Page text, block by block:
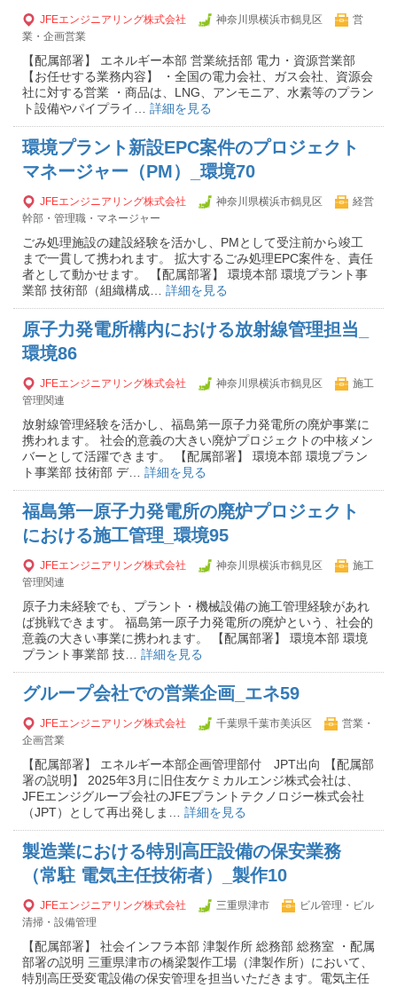
JFEエンジニアリング株式会社 神奈川県横浜市鶴見区
営
業・企画営業
【配属部署】 エネルギー本部 営業統括部 電力・資源営業部
【お任せする業務内容】 ・全国の電力会社、ガス会社、資源会
社に対する営業 ・商品は、LNG、アンモニア、水素等のプラン
ト設備やパイプライ… 詳細を見る
環境プラント新設EPC案件のプロジェクト
マネージャー（PM）_環境70
JFEエンジニアリング株式会社 神奈川県横浜市鶴見区
経営
幹部・管理職・マネージャー
ごみ処理施設の建設経験を活かし、PMとして受注前から竣工
まで一貫して携われます。 拡大するごみ処理EPC案件を、責任
者として動かせます。 【配属部署】 環境本部 環境プラント事
業部 技術部（組織構成… 詳細を見る
原子力発電所構内における放射線管理担当_
環境86
JFEエンジニアリング株式会社 神奈川県横浜市鶴見区
施工
管理関連
放射線管理経験を活かし、福島第一原子力発電所の廃炉事業に
携われます。 社会的意義の大きい廃炉プロジェクトの中核メン
バーとして活躍できます。 【配属部署】 環境本部 環境プラン
ト事業部 技術部 デ… 詳細を見る
福島第一原子力発電所の廃炉プロジェクト
における施工管理_環境95
JFEエンジニアリング株式会社 神奈川県横浜市鶴見区
施工
管理関連
原子力未経験でも、プラント・機械設備の施工管理経験があれ
ば挑戦できます。 福島第一原子力発電所の廃炉という、社会的
意義の大きい事業に携われます。 【配属部署】 環境本部 環境
プラント事業部 技… 詳細を見る
グループ会社での営業企画_エネ59
JFEエンジニアリング株式会社 千葉県千葉市美浜区
営業・
企画営業
【配属部署】 エネルギー本部企画管理部付 JPT出向 【配属部
署の説明】 2025年3月に旧住友ケミカルエンジ株式会社は、
JFEエンジグループ会社のJFEプラントテクノロジー株式会社
（JPT）として再出発しま… 詳細を見る
製造業における特別高圧設備の保安業務
（常駐 電気主任技術者）_製作10
JFEエンジニアリング株式会社 三重県津市
ビル管理・ビル
清掃・設備管理
【配属部署】 社会インフラ本部 津製作所 総務部 総務室 ・配属
部署の説明 三重県津市の橋梁製作工場（津製作所）において、
特別高圧受変電設備の保安管理を担当いただきます。電気主任